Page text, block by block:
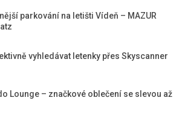
parkování na letišti Vídeň – MAZUR
vyhledávat letenky přes Skyscanner
Lounge – značkové oblečení se slevou až